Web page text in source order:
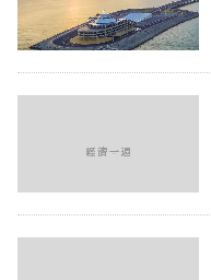
事
欄
區